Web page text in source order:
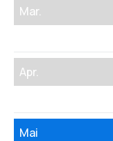
Mar.
Apr.
Mai